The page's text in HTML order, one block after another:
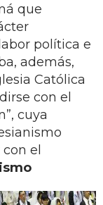
que
política e
además,
Católica
con el
cuya
el